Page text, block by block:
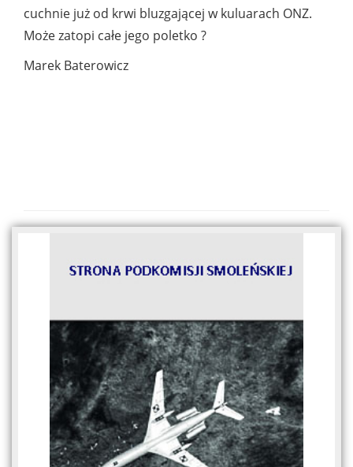
cuchnie już od krwi bluzgającej w kuluarach ONZ.
Może zatopi całe jego poletko ?
Marek Baterowicz